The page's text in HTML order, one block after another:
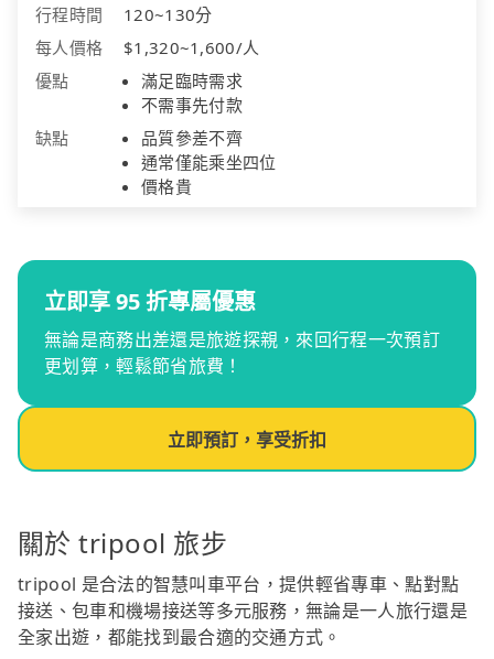
行程時間
120~130分
每人價格
$1,320~1,600/人
優點
滿足臨時需求
不需事先付款
缺點
品質參差不齊
通常僅能乘坐四位
價格貴
立即享 95 折專屬優惠
無論是商務出差還是旅遊探親，來回行程一次預訂
更划算，輕鬆節省旅費！
立即預訂，享受折扣
關於 tripool 旅步
tripool 是合法的智慧叫車平台，提供輕省專車、點對點
接送、包車和機場接送等多元服務，無論是一人旅行還是
全家出遊，都能找到最合適的交通方式。